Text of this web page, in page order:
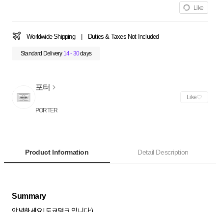
Like
Worldwide Shipping Duties & Taxes Not Included
Standard Delivery 14 - 30days
포터
PORTER
Like
Product Information Detail Description
Summary